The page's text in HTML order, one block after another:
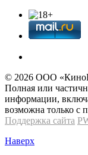
© 2026 OOО
Полная или
информации,
возможна только с
Поддержка сайта
Наверх